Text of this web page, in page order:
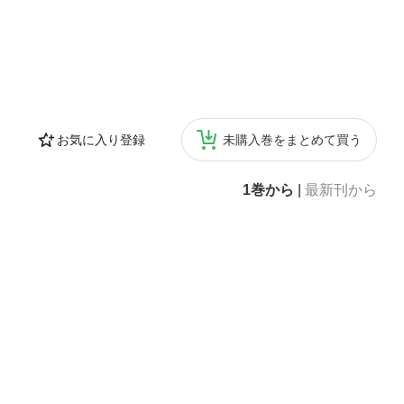
お気に入り登録 未購入巻をまとめて買う
1巻から 最新刊から